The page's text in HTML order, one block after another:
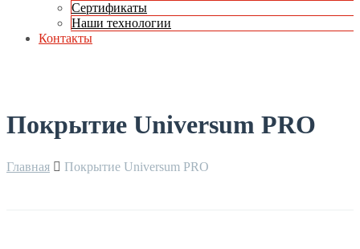
Сертификаты
Наши технологии
Контакты
Покрытие Universum PRO
Главная Покрытие Universum PRO